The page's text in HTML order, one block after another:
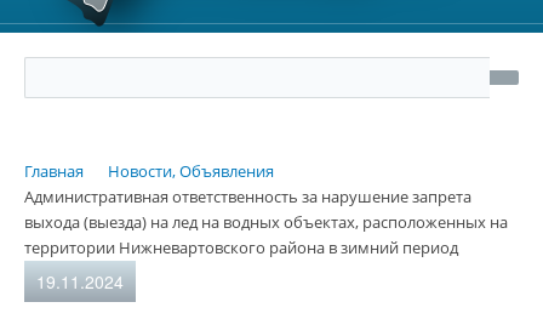
Главная
Новости, Объявления
Административная ответственность за нарушение запрета
выхода (выезда) на лед на водных объектах, расположенных на
территории Нижневартовского района в зимний период
19.11.2024